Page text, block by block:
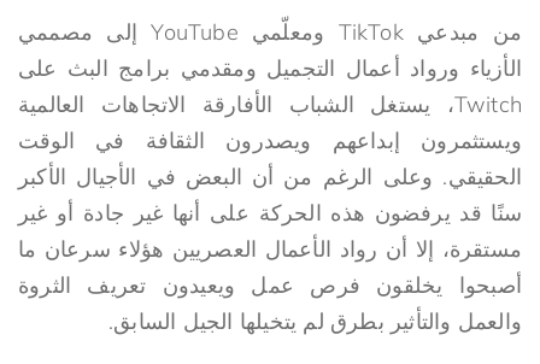
من مبدعي TikTok ومعلّمي YouTube إلى مصممي
الأزياء ورواد أعمال التجميل ومقدمي برامج البث على
Twitch، يستغل الشباب الأفارقة الاتجاهات العالمية
ويستثمرون إبداعهم ويصدرون الثقافة في الوقت
الحقيقي. وعلى الرغم من أن البعض في الأجيال الأكبر
سنًا قد يرفضون هذه الحركة على أنها غير جادة أو غير
مستقرة، إلا أن رواد الأعمال العصريين هؤلاء سرعان ما
أصبحوا يخلقون فرص عمل ويعيدون تعريف الثروة
والعمل والتأثير بطرق لم يتخيلها الجيل السابق.